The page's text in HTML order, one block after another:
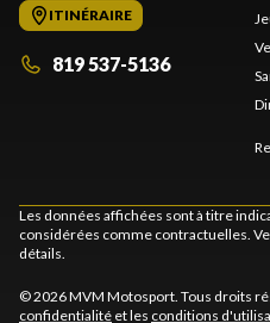
ITINÉRAIRE
819 537-5136
Les données affichées sont à titre
considérées comme contractuelles.
détails.
© 2026 MVM Motosport. Tous droits
confidentialité et les conditions